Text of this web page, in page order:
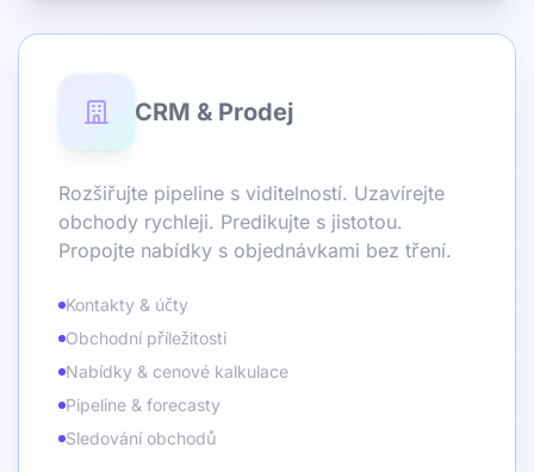
CRM & Prodej
Rozšiřujte pipeline s viditelností. Uzavírejte
obchody rychleji. Predikujte s jistotou.
Propojte nabídky s objednávkami bez tření.
Kontakty & účty
Obchodní příležitosti
Nabídky & cenové kalkulace
Pipeline & forecasty
Sledování obchodů